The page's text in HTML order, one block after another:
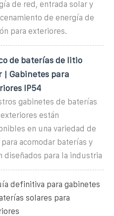
de red, entrada solar y
de energía de
para exteriores.
de baterías de litio
| Gabinetes para
IP54
gabinetes de baterías
están
en una variedad de
acomodar baterías y
para la industria
definitiva para gabinetes
solares para